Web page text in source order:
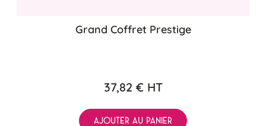
Grand Coffret Prestige
37,82 €HT
AJOUTER AU PANIER